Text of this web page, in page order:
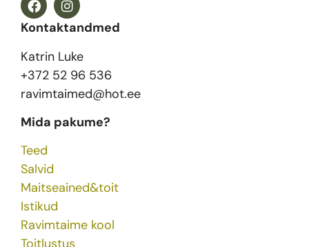
Kontaktandmed
Katrin Luke
+372 52 96 536
ravimtaimed@hot.ee
Mida pakume?
Teed
Salvid
Maitseained&toit
Istikud
Ravimtaime kool